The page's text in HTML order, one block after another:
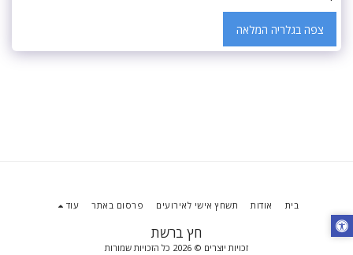
צפה בגלריה המלאה
חץ ברשת
זכויות יוצרים © 2026 כל הזכויות שמורות
בית אודות תשחץ אישי לאירועים פרסום באתר עוד